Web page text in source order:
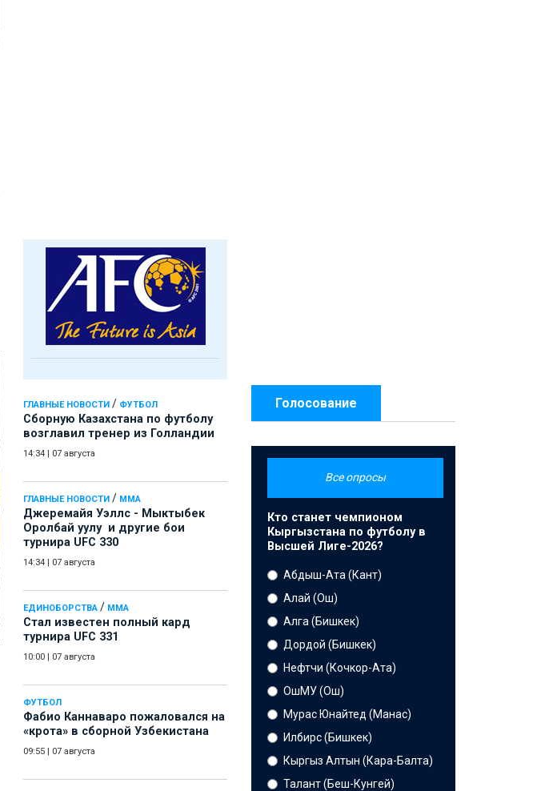
ГЛАВНЫЕ НОВОСТИ / ФУТБОЛ
Сборную Казахстана по футболу
возглавил тренер из Голландии
14:34 07 августа
ГЛАВНЫЕ НОВОСТИ / ММА
Джеремайя Уэллс - Мыктыбек
Оролбай уулу и другие бои
турнира UFC 330
14:34 07 августа
ЕДИНОБОРСТВА / ММА
Стал известен полный кард
турнира UFC 331
10:00 07 августа
ФУТБОЛ
Фабио Каннаваро пожаловался на
«крота» в сборной Узбекистана
09:55 07 августа
Голосование
Все опросы
Кто станет чемпионом
Кыргызстана по футболу в
Высшей Лиге-2026?
Абдыш-Ата (Кант)
Алай (Ош)
Алга (Бишкек)
Дордой (Бишкек)
Нефтчи (Кочкор-Ата)
ОшМУ (Ош)
Мурас Юнайтед (Манас)
Илбирс (Бишкек)
Кыргыз Алтын (Кара-Балта)
Талант (Беш-Кунгей)